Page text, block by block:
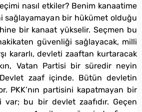
nasıl etkiler? Benim kanaatime
sağlayamayan bir hükümet olduğu
bir kanaat yükselir. Seçmen bu
güvenliği sağlayacak, milli
kararlı, devleti zaaftan kurtaracak
Vatan Partisi bir süredir neyin
zaaf içinde. Bütün devletin
PKK’nın partisini kapatmayan bir
var; bu bir devlet zaafıdır. Geçen